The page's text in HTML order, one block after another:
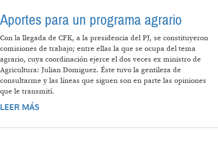
Aportes para un programa agrario
Con la llegada de CFK, a la presidencia del PJ, se constituyeron
comisiones de trabajo; entre ellas la que se ocupa del tema
agrario, cuya coordinación ejerce el dos veces ex ministro de
Agricultura: Julian Domiguez. Éste tuvo la gentileza de
consultarme y las líneas que siguen son en parte las opiniones
que le transmití.
LEER MÁS